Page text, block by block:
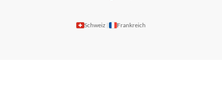
Schweiz Frankreich